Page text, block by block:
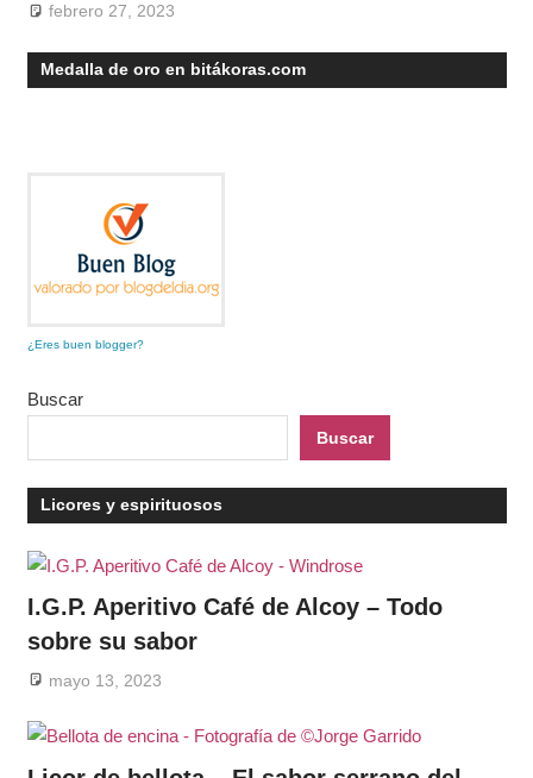
febrero 27, 2023
Medalla de oro en bitákoras.com
¿Eres buen blogger?
Buscar
Buscar
Licores y espirituosos
I.G.P. Aperitivo Café de Alcoy – Todo
sobre su sabor
mayo 13, 2023